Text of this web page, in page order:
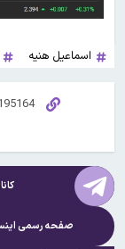
اسماعیل هنیه
صفحه رسمی